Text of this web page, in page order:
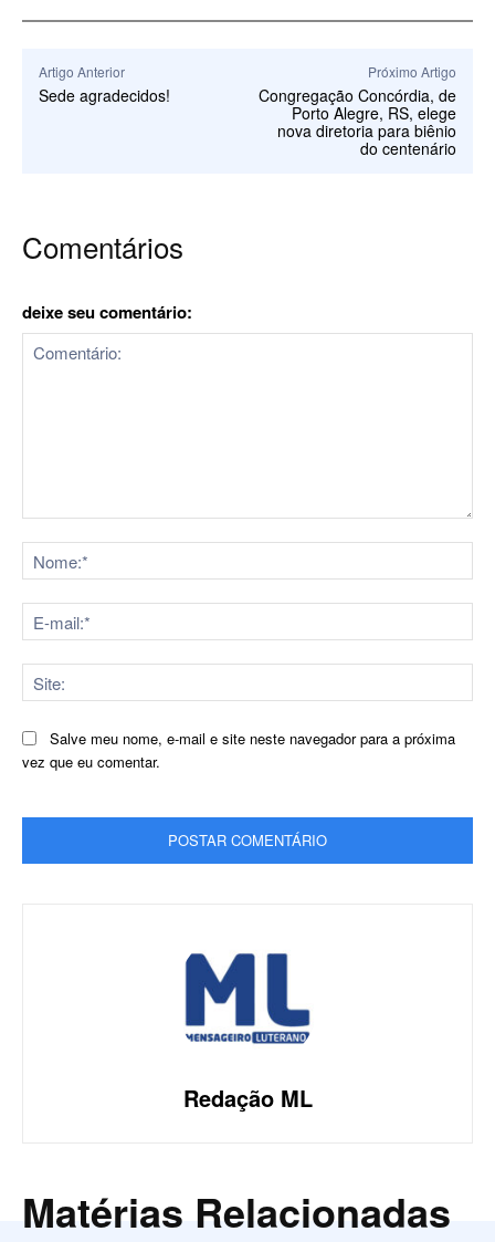
Artigo Anterior
Sede agradecidos!
Próximo Artigo
Congregação Concórdia, de
Porto Alegre, RS, elege
nova diretoria para biênio
do centenário
Comentários
deixe seu comentário:
Salve meu nome, e-mail e site neste navegador para a próxima
vez que eu comentar.
Redação ML
Matérias Relacionadas